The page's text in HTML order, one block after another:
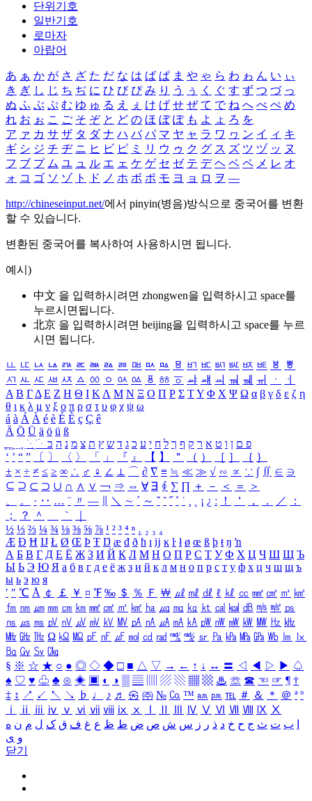
단위기호
일반기호
로마자
아랍어
あ ぁ か が さ ざ た だ な は ば ぱ ま や ゃ ら わ ゎ ん い ぃ
き ぎ し じ ち ぢ に ひ び ぴ み り う ぅ く ぐ す ず つ づ っ
ぬ ふ ぶ ぷ む ゆ ゅ る え ぇ け げ せ ぜ て で ね へ べ ぺ め
れ お ぉ こ ご そ ぞ と ど の ほ ぼ ぽ も よ ょ ろ を
ア ァ カ サ ザ タ ダ ナ ハ バ パ マ ヤ ャ ラ ワ ヮ ン イ ィ キ
ギ シ ジ チ ヂ ニ ヒ ビ ピ ミ リ ウ ゥ ク グ ス ズ ツ ヅ ッ ヌ
フ ブ プ ム ユ ュ ル エ ェ ケ ゲ セ ゼ テ デ ヘ ベ ペ メ レ オ
ォ コ ゴ ソ ゾ ト ド ノ ホ ボ ポ モ ヨ ョ ロ ヲ ―
http://chineseinput.net/에서 pinyin(병음)방식으로 중국어를 변환
할 수 있습니다.
변환된 중국어를 복사하여 사용하시면 됩니다.
예시)
中文 을 입력하시려면 zhongwen을 입력하시고 space를
누르시면됩니다.
北京 을 입력하시려면 beijing을 입력하시고 space를 누르
시면 됩니다.
ㅥ ㅦ ㅧ ㅨ ㅩ ㅪ ㅫ ㅬ ㅭ ㅮ ㅯ ㅰ ㅱ ㅲ ㅳ ㅴ ㅵ ㅶ ㅷ ㅸ
ㅹ
ㅺ ㅻ ㅼ ㅽ ㅾ ㅿ ㆀ ㆁ ㆂ ㆃ ㆄ ㆅ ㆆ ㆇ ㆈ ㆉ ㆊ ㆋ ㆌ ㆍ
ㆎ
Α Β ΓΔ Ε Ζ Η Θ Ι ΚΛ Μ Ν Ξ Ο Π Ρ Σ ΤΥ Φ Χ Ψ Ω α β γ δ ε ζ η
θ ι κ λ μ ν ξ ο π ρ σ τ υ φ χ ψ ω
á à Á À é è É È ç Ç ê
Ä Ö Ü ä ö ü ß
ִֶֹ ֻּ ׁׂ פ ם ן ו ט א ר ק ף ך ל ח י ע כ ג ד ש ץ ת צ מ נ ה ב
‘ ’ “ ” 〔 〕 〈 〉 「 」 『 』 【 】 ＂ （ ） ［ ］ ｛ ｝
± × ÷ ≠ ≤ ≥ ∞ ∴ ♂ ♀ ∠ ⊥ ⌒ ∂ ∇ ≡ ≒ ≪ ≫ √ ∽ ∝ ∵ ∫ ∬ ∈ ∋
⊆ ⊇ ⊂ ⊃ ∪ ∩ ∧ ∨ ￢ ⇒ ⇔ ∀ ∃ ∮ ∑ ∏ ＋ － ＜ ＝
＞
、
。 · ‥ … ¨ 〃 ― ＼ ∼ ´ ～ ˇ ˘ ˝ ˚ ˙ ¸ ¡ ¿ ː ！ ＇ ， ． ／
：
；
？ ＾ ｀
½ ⅓ ⅔ ¼ ¾ ⅛ ⅜ ⅝ ⅞ ¹ ² ³ ⁴ ⁿ ₁ ₂ ₃ ₄
Æ Ð Ħ Ĳ Ł Ø Œ Þ Ŧ Ŋ æ đ ð ħ ı ĳ ĸ ŀ ł ø œ ß þ ŧ ŋ ŉ
А Б В Г Д Е Ё Ж З И Й К Л М Н О П Р С Т У Ф Х Ц Ч Ш Щ Ъ
Ы Ь Э Ю Я а б в г д е ё ж з и й к л м н о п р с т у ф х ц ч ш щ ъ
ы ь э ю я
′ ″ ℃ Å ￠ ￡ ￥ ¤ ℉ ‰ ＄ ％ Ｆ ￦ ㎕ ㎖ ㎗ ℓ ㎘ ㏄ ㎣ ㎤ ㎥ ㎦
㎙ ㎚ ㎛ ㎜ ㎝ ㎞ ㎟ ㎠ ㎡ ㎢ ㏊ ㎍ ㎎ ㎏ ㏏ ㎈ ㎉ ㏈ ㎧ ㎨ ㎰
㎱ ㎲ ㎳ ㎴ ㎵ ㎶ ㎷ ㎸ ㎹ ㎀ ㎁ ㎂ ㎃ ㎄ ㎺ ㎻ ㎽ ㎾ ㎿ ㎐ ㎑
㎒ ㎓ ㎔ Ω ㏀ ㏁ ㎊ ㎋ ㎌ ㏖ ㏅ ㎭ ㎮ ㎯ ㏛ ㎩ ㎪ ㎫ ㎬ ㏝ ㏐
㏓
㏃ ㏉ ㏜ ㏆
§ ※ ☆ ★ ○ ● ◎ ◇ ◆ □ ■ △ ▽ → ← ↑ ↓ ↔ 〓 ◁ ◀ ▷ ▶ ♤
♠ ♡ ♥ ♧ ♣ ⊙ ◈ ▣ ◐ ◑ ▒ ▤ ▨ ▧ ▦ ▩ ♨ ☏ ☎ ☜ ☞ ¶ †
‡ ↕ ↗ ↙ ↖ ↘ ♭ ♩ ♪ ♬ ㉿ ㈜ № ㏇ ™ ㏂ ㏘ ℡ ＃ ＆ ＊ ＠ ª º
ⅰ
ⅱ ⅲ ⅳ ⅴ ⅵ ⅶ ⅷ ⅸ ⅹ Ⅳ Ⅴ Ⅵ Ⅶ Ⅷ Ⅸ Ⅹ
ب ت ث ج ح خ د ذ ر ز س ش ص ض ط ظ ع غ ف ق ک ل م ن ه
و ی
닫기